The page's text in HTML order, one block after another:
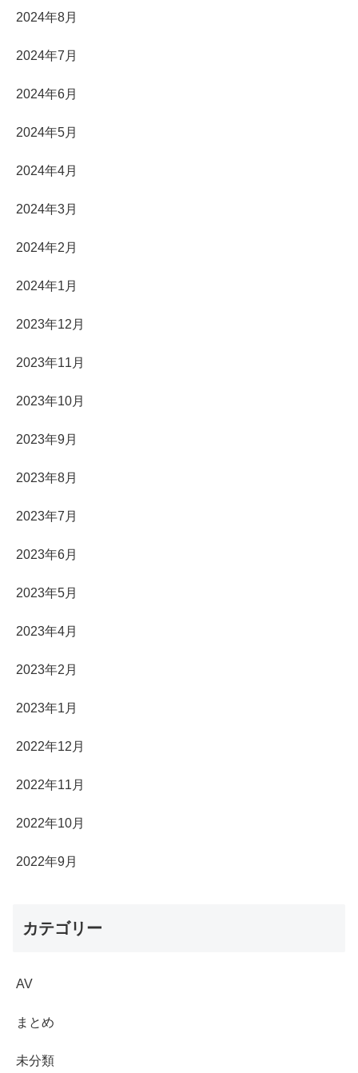
2024年8月
2024年7月
2024年6月
2024年5月
2024年4月
2024年3月
2024年2月
2024年1月
2023年12月
2023年11月
2023年10月
2023年9月
2023年8月
2023年7月
2023年6月
2023年5月
2023年4月
2023年2月
2023年1月
2022年12月
2022年11月
2022年10月
2022年9月
カテゴリー
AV
まとめ
未分類